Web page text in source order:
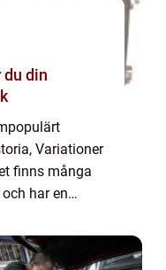
Variationer
finns många
har en
som inte är så